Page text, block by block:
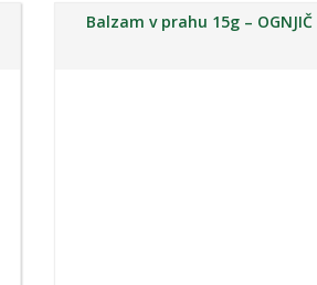
Balzam v prahu 15g – OGNJIČ